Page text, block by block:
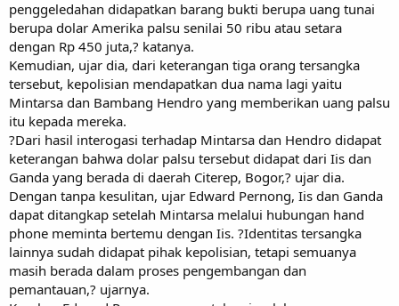
penggeledahan didapatkan barang bukti berupa uang tunai
berupa dolar Amerika palsu senilai 50 ribu atau setara
dengan Rp 450 juta,? katanya.
Kemudian, ujar dia, dari keterangan tiga orang tersangka
tersebut, kepolisian mendapatkan dua nama lagi yaitu
Mintarsa dan Bambang Hendro yang memberikan uang palsu
itu kepada mereka.
?Dari hasil interogasi terhadap Mintarsa dan Hendro didapat
keterangan bahwa dolar palsu tersebut didapat dari Iis dan
Ganda yang berada di daerah Citerep, Bogor,? ujar dia.
Dengan tanpa kesulitan, ujar Edward Pernong, Iis dan Ganda
dapat ditangkap setelah Mintarsa melalui hubungan hand
phone meminta bertemu dengan Iis. ?Identitas tersangka
lainnya sudah didapat pihak kepolisian, tetapi semuanya
masih berada dalam proses pengembangan dan
pemantauan,? ujarnya.